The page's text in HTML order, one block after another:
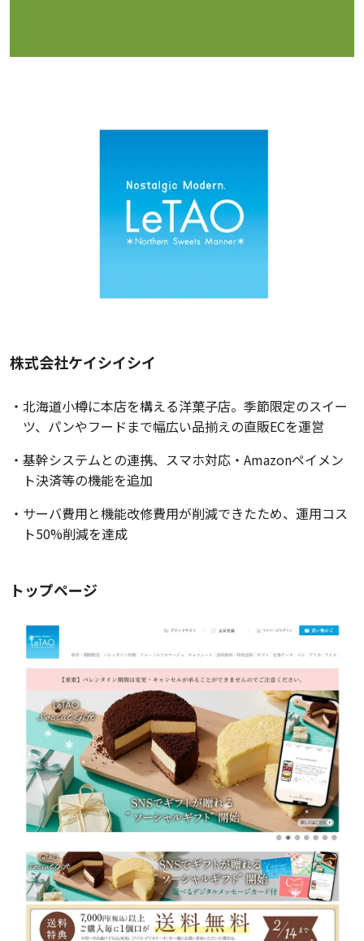
株式会社ケイシイシイ
北海道小樽に本店を構える洋菓子店。季節限定のスイー
ツ、パンやフードまで幅広い品揃えの直販ECを運営
基幹システムとの連携、スマホ対応・Amazonペイメン
ト決済等の機能を追加
サーバ費用と機能改修費用が削減できたため、運用コス
ト50%削減を達成
トップページ